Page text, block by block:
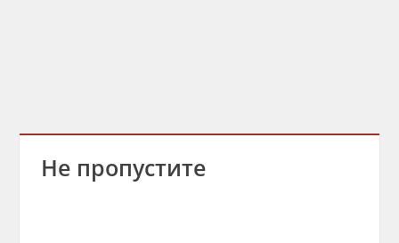
Не пропустите